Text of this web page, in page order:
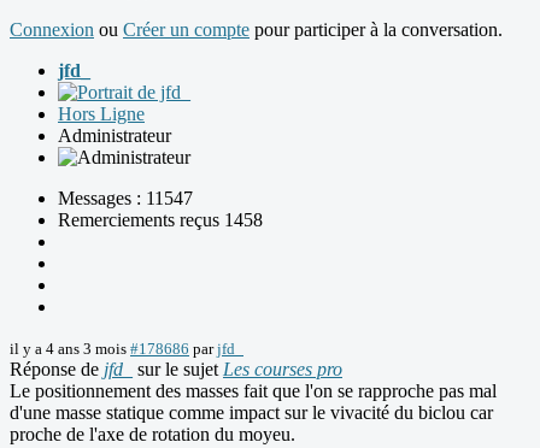
Connexion ou Créer un compte pour participer à la conversation.
jfd_
Hors Ligne
Administrateur
Messages : 11547
Remerciements reçus 1458
il y a 4 ans 3 mois #178686 parjfd_
Réponse de jfd_ sur le sujet Les courses pro
Le positionnement des masses fait que l'on se rapproche pas mal
d'une masse statique comme impact sur le vivacité du biclou car
proche de l'axe de rotation du moyeu.